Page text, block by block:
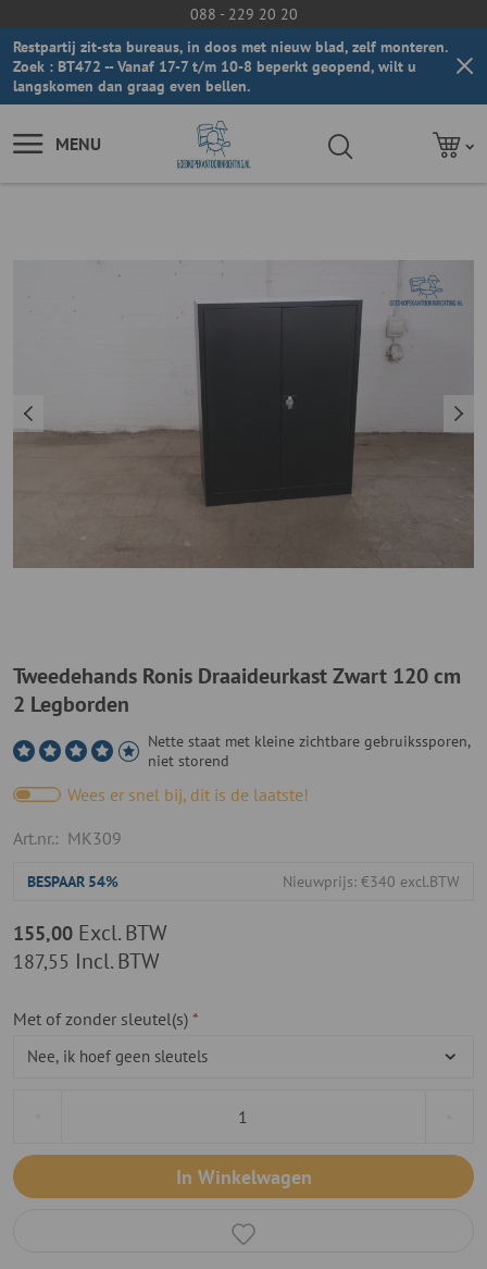
088 - 229 20 20
Restpartij zit-sta bureaus, in doos met nieuw blad, zelf monteren.
Zoek : BT472 -- Vanaf 17-7 t/m 10-8 beperkt geopend, wilt u
langskomen dan graag even bellen.
MENU
Tweedehands Ronis Draaideurkast Zwart 120 cm
2 Legborden
Nette staat met kleine zichtbare gebruikssporen,
niet storend
Wees er snel bij, dit is de laatste!
Art.nr.: MK309
BESPAAR 54% Nieuwprijs: €340 excl.BTW
187,55 Incl. BTW
155,00 Excl. BTW
Met of zonder sleutel(s)
In Winkelwagen